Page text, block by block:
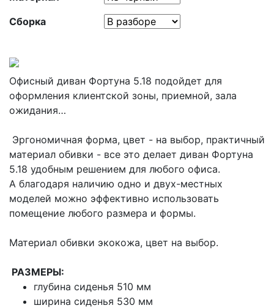
Сборка
Офисный диван Фортуна 5.18 подойдет для
оформления клиентской зоны, приемной, зала
ожидания…
Эргономичная форма, цвет - на выбор, практичный
материал обивки - все это делает диван Фортуна
5.18 удобным решением для любого офиса.
А благодаря наличию одно и двух-местных
моделей можно эффективно использовать
помещение любого размера и формы.
Материал обивки экокожа, цвет на выбор.
РАЗМЕРЫ:
глубина сиденья 510 мм
ширина сиденья 530 мм